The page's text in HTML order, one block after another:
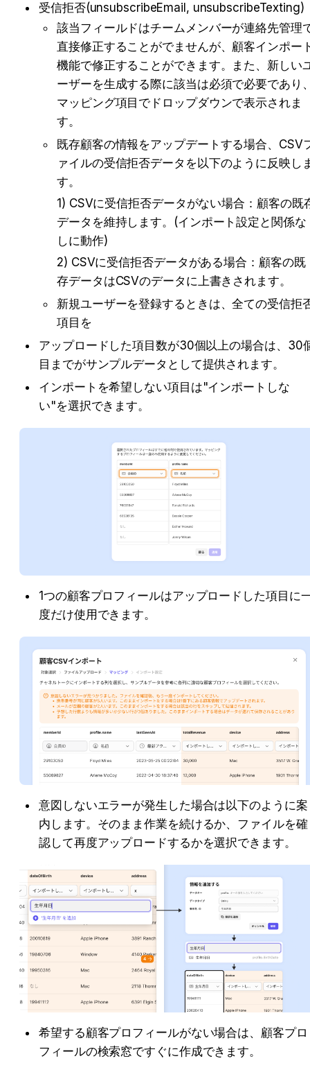
受信拒否(unsubscribeEmail, unsubscribeTexting)
該当フィールドはチームメンバーが連絡先管理
直接修正することがでませんが、顧客インポー
機能で修正することができます。また、新しい
ーザーを生成する際に該当は必須で必要であり
マッピング項目でドロップダウンで表示されま
す。
既存顧客の情報をアップデートする場合、CSV
ァイルの受信拒否データを以下のように反映し
す。
1) CSVに受信拒否データがない場合：顧客の既
データを維持します。(インポート設定と関係な
しに動作)
2) CSVに受信拒否データがある場合：顧客の既
存データはCSVのデータに上書きされます。
新規ユーザーを登録するときは、全ての受信拒
項目を
アップロードした項目数が30個以上の場合は、30
目までがサンプルデータとして提供されます。
インポートを希望しない項目は"インポートしな
い"を選択できます。
1つの顧客プロフィールはアップロードした項目に
度だけ使用できます。
意図しないエラーが発生した場合は以下のように案
内します。そのまま作業を続けるか、ファイルを確
認して再度アップロードするかを選択できます。
希望する顧客プロフィールがない場合は、顧客プロ
フィールの検索窓ですぐに作成できます。